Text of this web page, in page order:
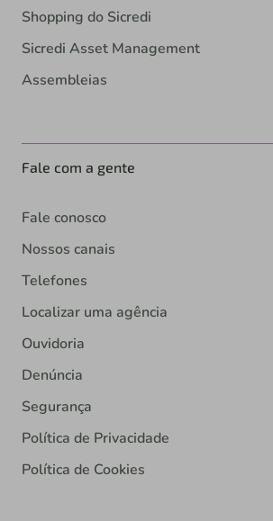
Shopping do Sicredi
Sicredi Asset Management
Assembleias
Fale com a gente
Fale conosco
Nossos canais
Telefones
Localizar uma agência
Ouvidoria
Denúncia
Segurança
Política de Privacidade
Política de Cookies